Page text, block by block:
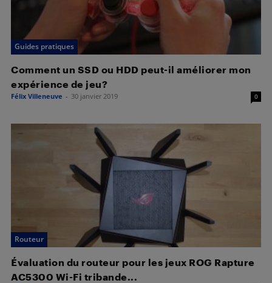
Guides pratiques
Comment un SSD ou HDD peut-il améliorer mon
expérience de jeu?
Félix Villeneuve - 30 janvier 2019 0
Routeur
Évaluation du routeur pour les jeux ROG Rapture
AC5300 Wi-Fi tribande...